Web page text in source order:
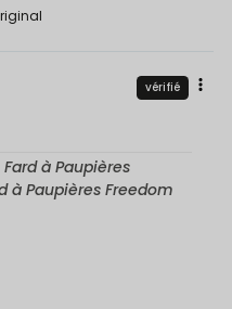
vérifié
Fard à Paupières
à Paupières Freedom